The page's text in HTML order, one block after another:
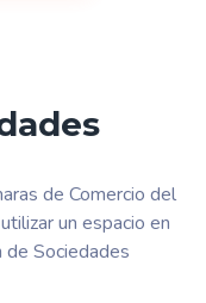
de Comercio del
un espacio en
de Sociedades